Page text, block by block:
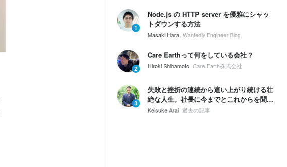
1
Node.js の HTTP server を優雅にシャッ
トダウンする方法
Masaki Hara Wantedly Engineer Blog
2
Care Earthって何をしている会社？
Hiroki Shibamoto Care Earth株式会社
3
失敗と挫折の連続から這い上がり続ける壮
絶な人生。社長に今までとこれからを聞い
てみた。
Keisuke Arai 過去の記事